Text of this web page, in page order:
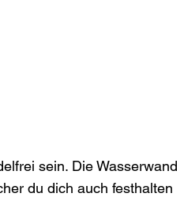
sein. Die Wasserwand
du dich auch festhalten